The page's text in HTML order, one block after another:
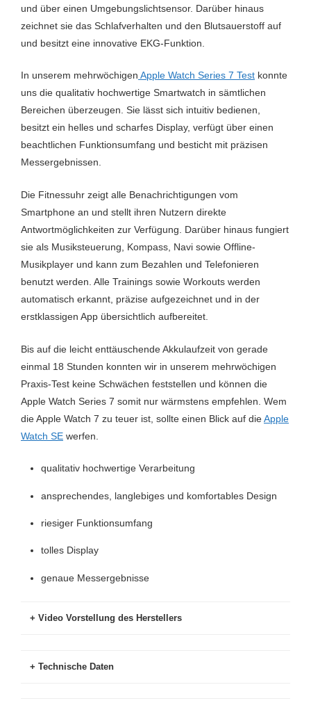
Stressmessung Ja
Thermometer Nein
Uhrzeit Ja
Wandern Ja
Wasserresitent/Wasserdicht Ja
NFC Ja
und über einen Umgebungslichtsensor. Darüber hinaus
zeichnet sie das Schlafverhalten und den Blutsauerstoff auf
und besitzt eine innovative EKG-Funktion.
In unserem mehrwöchigen Apple Watch Series 7 Test konnte
uns die qualitativ hochwertige Smartwatch in sämtlichen
Bereichen überzeugen. Sie lässt sich intuitiv bedienen,
besitzt ein helles und scharfes Display, verfügt über einen
beachtlichen Funktionsumfang und besticht mit präzisen
Messergebnissen.
Die Fitnessuhr zeigt alle Benachrichtigungen vom
Smartphone an und stellt ihren Nutzern direkte
Antwortmöglichkeiten zur Verfügung. Darüber hinaus fungiert
sie als Musiksteuerung, Kompass, Navi sowie Offline-
Musikplayer und kann zum Bezahlen und Telefonieren
benutzt werden. Alle Trainings sowie Workouts werden
automatisch erkannt, präzise aufgezeichnet und in der
erstklassigen App übersichtlich aufbereitet.
Bis auf die leicht enttäuschende Akkulaufzeit von gerade
einmal 18 Stunden konnten wir in unserem mehrwöchigen
Praxis-Test keine Schwächen feststellen und können die
Apple Watch Series 7 somit nur wärmstens empfehlen. Wem
die Apple Watch 7 zu teuer ist, sollte einen Blick auf dieApple
Watch SE werfen.
qualitativ hochwertige Verarbeitung
ansprechendes, langlebiges und komfortables Design
riesiger Funktionsumfang
tolles Display
genaue Messergebnisse
Video Vorstellung des Herstellers
Technische Daten